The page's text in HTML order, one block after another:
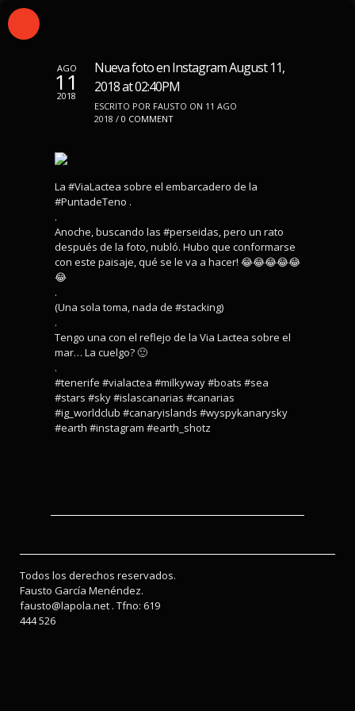
AGO
11
2018
Nueva foto en Instagram August 11,
2018 at 02:40PM
ESCRITO POR FAUSTO ON 11 AGO
2018 / 0 COMMENT
La #ViaLactea sobre el embarcadero de la
#PuntadeTeno .
.
Anoche, buscando las #perseidas, pero un rato
después de la foto, nubló. Hubo que conformarse
con este paisaje, qué se le va a hacer! 😂😂😂😂😂
😂
.
(Una sola toma, nada de #stacking)
.
Tengo una con el reflejo de la Via Lactea sobre el
mar… La cuelgo? 🙂
.
#tenerife #vialactea #milkyway #boats #sea
#stars #sky #islascanarias #canarias
#ig_worldclub #canaryislands #wyspykanarysky
#earth #instagram #earth_shotz
Todos los derechos reservados.
Fausto García Menéndez.
fausto@lapola.net . Tfno: 619
444 526